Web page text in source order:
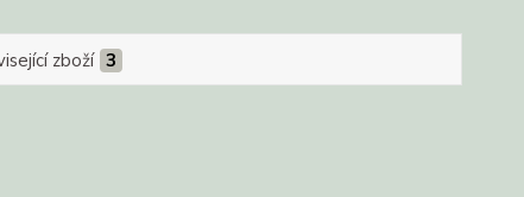
zboží 3